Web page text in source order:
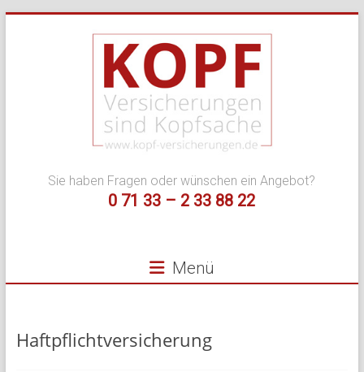
Kopf
Versicherungen
für
Sie haben Fragen oder wünschen ein Angebot?
0 71 33 – 2 33 88 22
Menü
Haftpflichtversicherung